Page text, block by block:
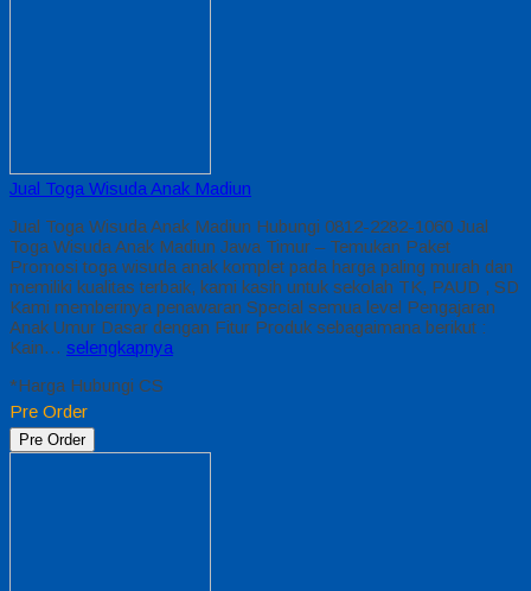
Jual Toga Wisuda Anak Madiun
Jual Toga Wisuda Anak Madiun Hubungi 0812-2282-1060 Jual
Toga Wisuda Anak Madiun Jawa Timur – Temukan Paket
Promosi toga wisuda anak komplet pada harga paling murah dan
memiliki kualitas terbaik, kami kasih untuk sekolah TK, PAUD , SD
Kami memberinya penawaran Special semua level Pengajaran
Anak Umur Dasar dengan Fitur Produk sebagaimana berikut :
Kain… selengkapnya
*Harga Hubungi CS
Pre Order
Pre Order